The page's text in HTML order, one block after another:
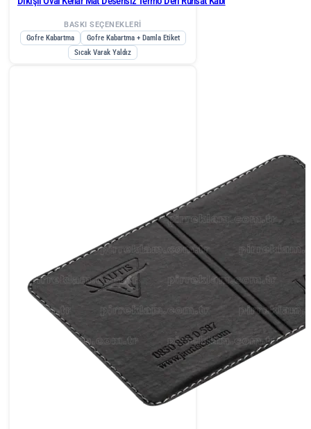
BASKI SEÇENEKLERİ
Gofre Kabartma
Gofre Kabartma + Damla Etiket
Sıcak Varak Yaldız